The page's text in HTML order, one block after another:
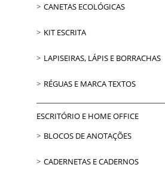
CANETAS ECOLÓGICAS
KIT ESCRITA
LAPISEIRAS, LÁPIS E BORRACHAS
RÉGUAS E MARCA TEXTOS
ESCRITÓRIO E HOME OFFICE
BLOCOS DE ANOTAÇÕES
CADERNETAS E CADERNOS